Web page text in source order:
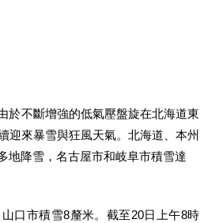
於不斷增強的低氣壓盤旋在北海道東
迎來暴雪與狂風天氣。北海道、本州
地降雪，名古屋市和岐阜市積雪達
口市積雪8釐米。截至20日上午8時